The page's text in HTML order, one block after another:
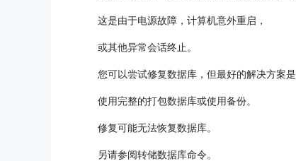
这是由于电源故障，计算机意外重启，
或其他异常会话终止。
您可以尝试修复数据库，但最好的解决方案是
使用完整的打包数据库或使用备份。
修复可能无法恢复数据库。
另请参阅转储数据库命令。